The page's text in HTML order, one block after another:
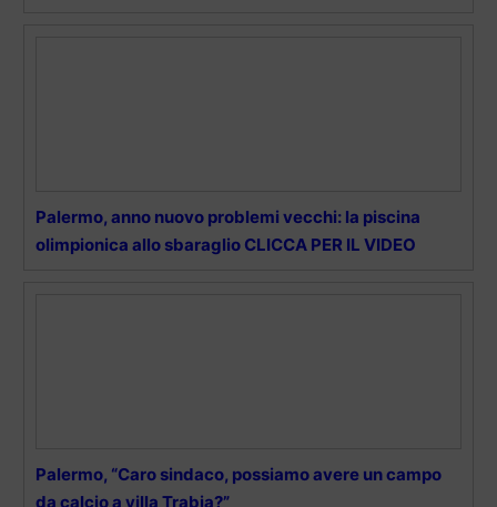
Palermo, anno nuovo problemi vecchi: la piscina
olimpionica allo sbaraglio CLICCA PER IL VIDEO
Palermo, “Caro sindaco, possiamo avere un campo
da calcio a villa Trabia?”